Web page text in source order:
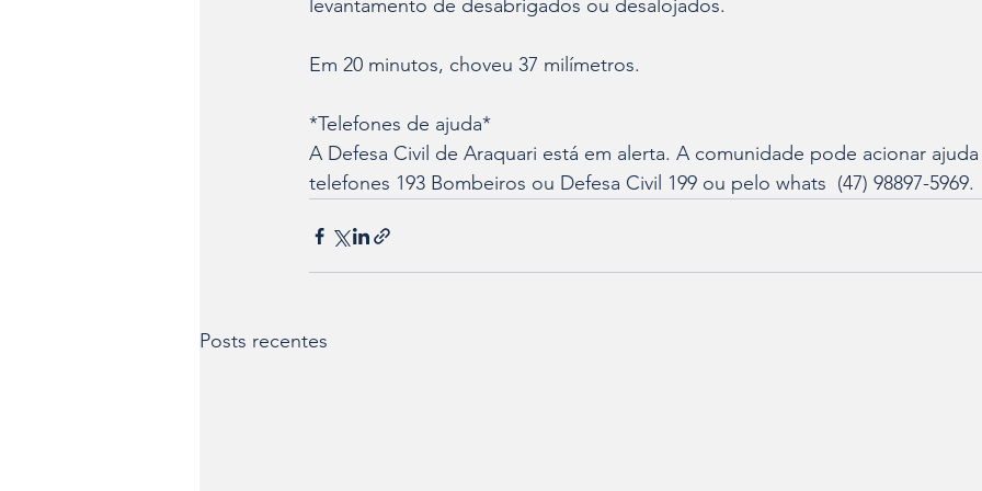
levantamento de desabrigados ou desalojados.
Em 20 minutos, choveu 37 milímetros.
*Telefones de ajuda*
A Defesa Civil de Araquari está em alerta. A comunidade pode acionar
telefones 193 Bombeiros ou Defesa Civil 199 ou pelo whats  (47) 98897-5969.
Posts recentes